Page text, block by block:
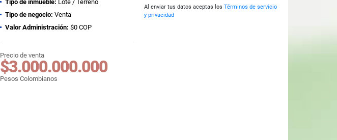
Tipo de inmueble: Lote / Terreno
Tipo de negocio: Venta
Valor Administración: $0 COP
Precio de venta
$3.000.000.000
Pesos Colombianos
Al enviar tus datos aceptas los Términos de servicio
y privacidad